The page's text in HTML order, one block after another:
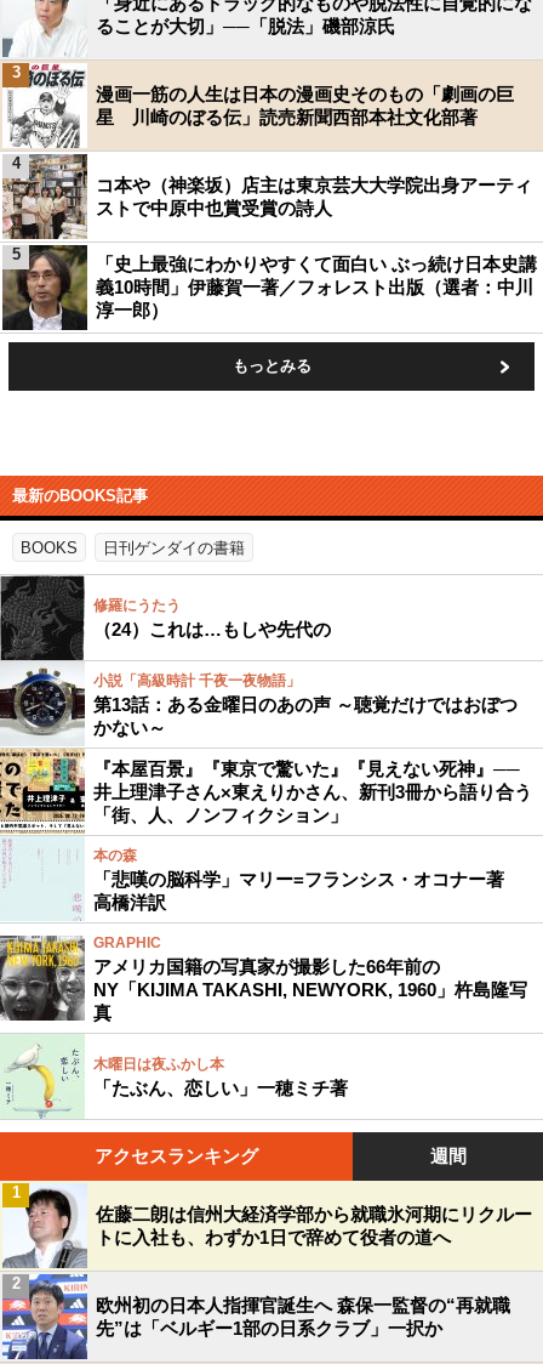
ることが大切」──「脱法」磯部涼氏
漫画一筋の人生は日本の漫画史そのもの「劇画の巨
星 川崎のぼる伝」読売新聞西部本社文化部著
3
コ本や（神楽坂）店主は東京芸大大学院出身アーティ
ストで中原中也賞受賞の詩人
4
「史上最強にわかりやすくて面白い ぶっ続け日本史講
義10時間」伊藤賀一著／フォレスト出版（選者：中川
淳一郎）
5
もっとみる
最新のBOOKS記事
BOOKS 日刊ゲンダイの書籍
修羅にうたう
（24）これは…もしや先代の
小説「高級時計 千夜一夜物語」
第13話：ある金曜日のあの声 ～聴覚だけではおぼつ
かない～
『本屋百景』『東京で驚いた』『見えない死神』──
井上理津子さん×東えりかさん、新刊3冊から語り合う
「街、人、ノンフィクション」
本の森
「悲嘆の脳科学」マリー=フランシス・オコナー著
高橋洋訳
GRAPHIC
アメリカ国籍の写真家が撮影した66年前の
NY「KIJIMA TAKASHI, NEWYORK, 1960」杵島隆写
真
木曜日は夜ふかし本
「たぶん、恋しい」一穂ミチ著
アクセスランキング 週間
佐藤二朗は信州大経済学部から就職氷河期にリクルー
トに入社も、わずか1日で辞めて役者の道へ
1
欧州初の日本人指揮官誕生へ 森保一監督の“再就職
先”は「ベルギー1部の日系クラブ」一択か
2